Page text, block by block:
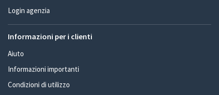
Login agenzia
Informazioni per i clienti
Aiuto
Informazioni importanti
Condizioni di utilizzo